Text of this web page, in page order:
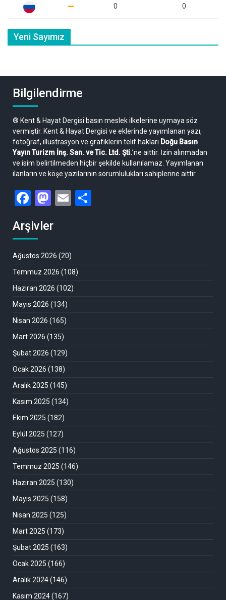
0 0
Yeni Sayımız
Bilgilendirme
® Kent & Hayat Dergisi basın meslek ilkelerine uymaya söz
vermiştir. Kent & Hayat Dergisi ve eklerinde yayımlanan yazı,
fotoğraf, illüstrasyon ve grafiklerin telif hakları Doğu Basın
Yayın Turizm İnş. San. ve Tic. Ltd. Şti.’ne aittir. İzin alınmadan
ve isim belirtilmeden hiçbir şekilde kullanılamaz. Yayımlanan
ilanların ve köşe yazılarının sorumlulukları sahiplerine aittir.
Facebook
Mastodon
Email
Arşivler
Ağustos 2026 (20)
Temmuz 2026 (108)
Haziran 2026 (102)
Mayıs 2026 (134)
Nisan 2026 (165)
Mart 2026 (135)
Şubat 2026 (129)
Ocak 2026 (138)
Aralık 2025 (145)
Kasım 2025 (134)
Ekim 2025 (182)
Eylül 2025 (127)
Ağustos 2025 (116)
Temmuz 2025 (146)
Haziran 2025 (130)
Mayıs 2025 (158)
Nisan 2025 (125)
Mart 2025 (173)
Şubat 2025 (163)
Ocak 2025 (166)
Aralık 2024(146)
Kasım 2024(167)